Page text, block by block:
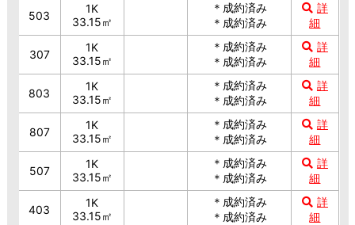
503
1K
33.15㎡
＊成約済み
＊成約済み
詳
細
307
1K
33.15㎡
＊成約済み
＊成約済み
詳
細
803
1K
33.15㎡
＊成約済み
＊成約済み
詳
細
807
1K
33.15㎡
＊成約済み
＊成約済み
詳
細
507
1K
33.15㎡
＊成約済み
＊成約済み
詳
細
403
1K
33.15㎡
＊成約済み
＊成約済み
詳
細